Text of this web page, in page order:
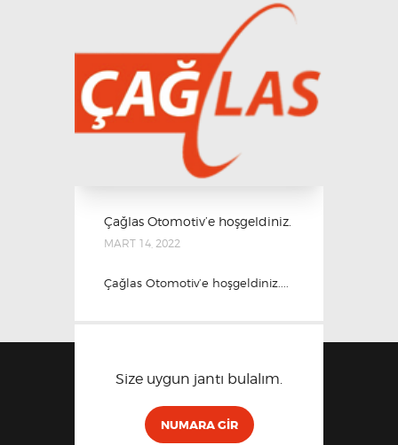
Çağlas Otomotiv’e hoşgeldiniz.
MART 14, 2022
Çağlas Otomotiv’e hoşgeldiniz....
Size uygun jantı bulalım.
NUMARA GIR